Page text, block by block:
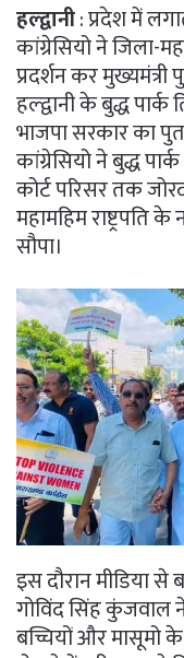
हल्द्वानी: प्रदेश में
कांग्रेसियो ने जिला-
प्रदर्शन कर मुख्यमंत्री
हल्द्वानी के बुद्ध पार्क
भाजपा सरकार का
कांग्रेसियो ने बुद्ध
कोर्ट परिसर तक
महामहिम राष्ट्रपति
सौपा।
इस दौरान मीडिया से
गोविंद सिंह कुंजवाल
बच्चियों और मासूमो